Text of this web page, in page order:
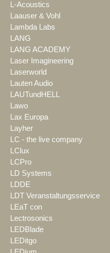
L-Acoustics
Laauser & Vohl
Lambda Labs
LANG
LANG ACADEMY
Laser Imagineering
Laserworld
Lauten Audio
LAUTundHELL
Lawo
Lax Europa
Layher
LC - the live company
LClux
LCPro
LD Systems
LDDE
LDT Veranstaltungsservice
LEaT con
Lectrosonics
LEDBlade
LEDitgo